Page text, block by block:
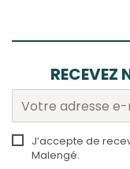
RECEVEZ
J’accepte de
Malengé.